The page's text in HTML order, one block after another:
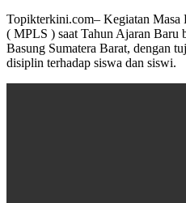
Topikterkini.com– Kegiatan Masa
( MPLS ) saat Tahun Ajaran Baru
Basung Sumatera Barat, dengan
disiplin terhadap siswa dan siswi.